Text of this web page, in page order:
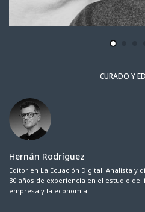
CURADO Y
Hernán Rodríguez
Editor en La Ecuación Digital. Analista y
30 años de experiencia en el estudio
empresa y la economía.